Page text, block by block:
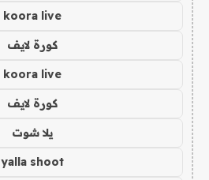
koora live
كورة لايف
koora live
كورة لايف
يلا شوت
yalla shoot